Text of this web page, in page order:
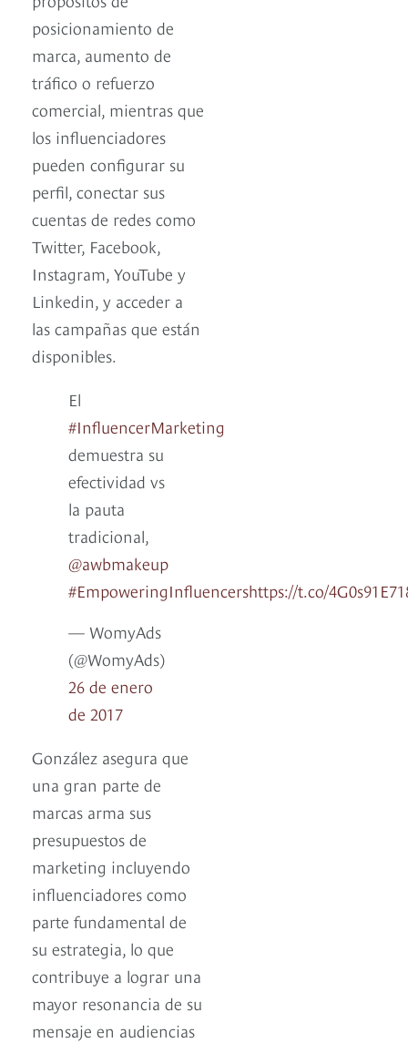
posicionamiento de
marca, aumento de
tráfico o refuerzo
comercial, mientras que
los influenciadores
pueden configurar su
perfil, conectar sus
cuentas de redes como
Twitter, Facebook,
Instagram, YouTube y
Linkedin, y acceder a
las campañas que están
disponibles.
El
#InfluencerMarketing
demuestra su
efectividad vs
la pauta
tradicional,
@awbmakeup
#EmpoweringInfluencershttps://t.co/
— WomyAds
(@WomyAds)
26 de enero
de 2017
González asegura que
una gran parte de
marcas arma sus
presupuestos de
marketing incluyendo
influenciadores como
parte fundamental de
su estrategia, lo que
contribuye a lograr una
mayor resonancia de su
mensaje en audiencias